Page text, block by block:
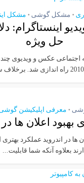
مشکل • مشکل گوشی •
حل ویژه
اجتماعی عکس و ویدیوی
معرفی اپلیکیشن گوشی •
ها در اندروید عملکرد
بعلاوه آنکه شما قابلیت...